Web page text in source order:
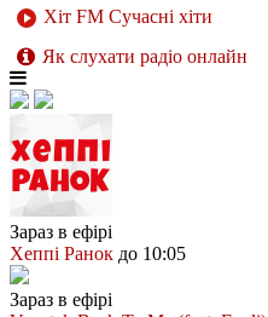
Хіт FM Сучасні хіти
Як слухати радіо онлайн
Зараз в ефірі
Хеппі Ранок до 10:05
Зараз в ефірі